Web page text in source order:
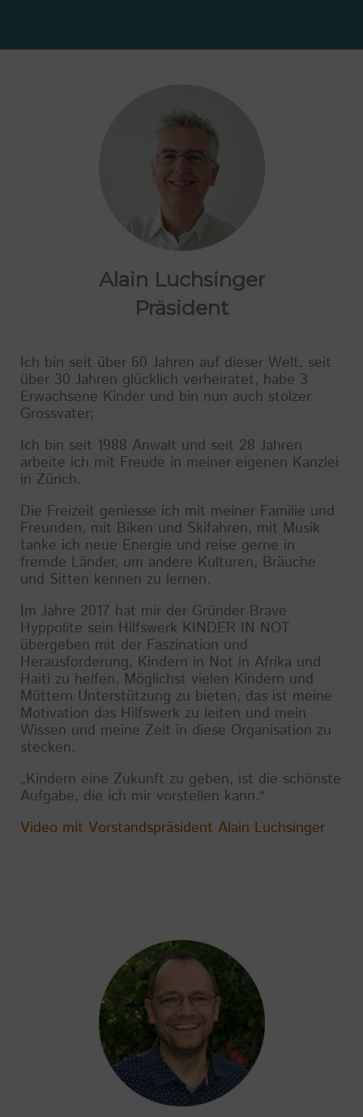
Alain Luchsinger
Präsident
Ich bin seit über 60 Jahren auf dieser Welt, seit
über 30 Jahren glücklich verheiratet, habe 3
Erwachsene Kinder und bin nun auch stolzer
Grossvater;
Ich bin seit 1988 Anwalt und seit 28 Jahren
arbeite ich mit Freude in meiner eigenen Kanzlei
in Zürich.
Die Freizeit geniesse ich mit meiner Familie und
Freunden, mit Biken und Skifahren, mit Musik
tanke ich neue Energie und reise gerne in
fremde Länder, um andere Kulturen, Bräuche
und Sitten kennen zu lernen.
Im Jahre 2017 hat mir der Gründer Brave
Hyppolite sein Hilfswerk KINDER IN NOT
übergeben mit der Faszination und
Herausforderung, Kindern in Not in Afrika und
Haiti zu helfen. Möglichst vielen Kindern und
Müttern Unterstützung zu bieten, das ist meine
Motivation das Hilfswerk zu leiten und mein
Wissen und meine Zeit in diese Organisation zu
stecken.
„Kindern eine Zukunft zu geben, ist die schönste
Aufgabe, die ich mir vorstellen kann.“
Video mit Vorstandspräsident Alain Luchsinger